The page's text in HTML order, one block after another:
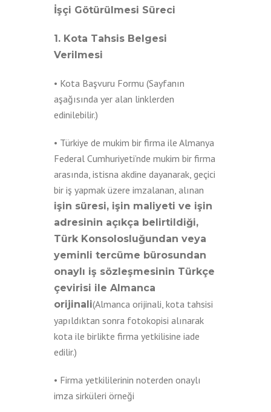
İşçi Götürülmesi Süreci
1. Kota Tahsis Belgesi
Verilmesi
• Kota Başvuru Formu (Sayfanın
aşağısında yer alan linklerden
edinilebilir.)
• Türkiye de mukim bir firma ile Almanya
Federal Cumhuriyeti’nde mukim bir firma
arasında, istisna akdine dayanarak, geçici
bir iş yapmak üzere imzalanan, alınan
işin süresi, işin maliyeti ve işin
adresinin açıkça belirtildiği,
Türk Konsolosluğundan veya
yeminli tercüme bürosundan
onaylı iş sözleşmesinin Türkçe
çevirisi ile Almanca
orijinali(Almanca orijinali, kota tahsisi
yapıldıktan sonra fotokopisi alınarak
kota ile birlikte firma yetkilisine iade
edilir.)
• Firma yetkililerinin noterden onaylı
imza sirküleri örneği